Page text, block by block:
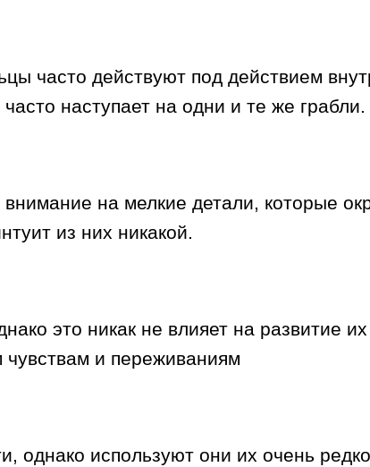
часто действуют под действием
наступает на одни и те же грабли.
на мелкие детали, которые
из них никакой.
это никак не влияет на развитие
чувствам и переживаниям
однако используют они их очень